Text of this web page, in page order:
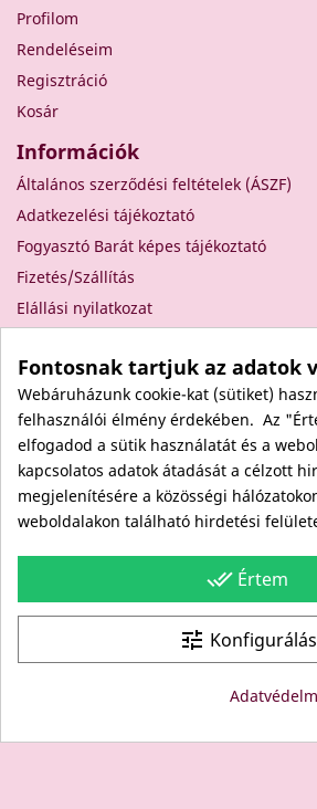
Profilom
Rendeléseim
Regisztráció
Kosár
Információk
Általános szerződési feltételek (ÁSZF)
Adatkezelési tájékoztató
Fogyasztó Barát képes tájékoztató
Fizetés/Szállítás
Elállási nyilatkozat
Rólunk
Kapcsolat
Viszonteladóknak
Kövess minket itt is!
Facebook
© Copyright: Since 1994- "EDU" és
Fontosnak tartjuk az adatok
Webáruházunk cookie-kat (sütiket)
felhasználói élmény érdekében. Az
elfogadod a sütik használatát és a
kapcsolatos adatok átadását a célzott
megjelenítésére a közösségi
weboldalakon található hirdetési
done_all Értem
tune Konfigurálás